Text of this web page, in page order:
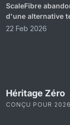
ScaleFibre
d'une alternative
22 Feb 2026
Héritage Zéro
CONÇU POUR